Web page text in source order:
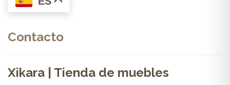
Contacto
Xikara | Tienda de muebles